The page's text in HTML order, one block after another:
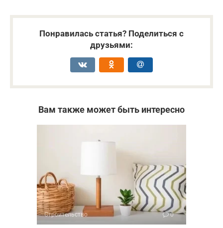
Понравилась статья? Поделиться с
друзьями:
Вам также может быть интересно
Строительство 0